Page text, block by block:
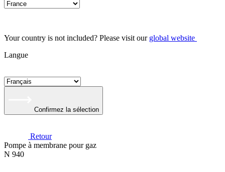
Your country is not included? Please visit our global website
Langue
Confirmez la sélection
Retour
Pompe à membrane pour gaz
N 940